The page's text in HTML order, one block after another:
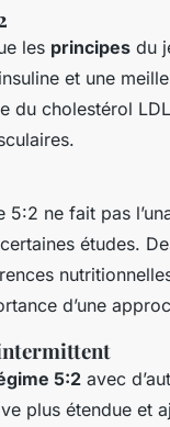
les principes du
et une
du cholestérol
ne fait pas
études.
d’une
5:2 avec
plus étendue et